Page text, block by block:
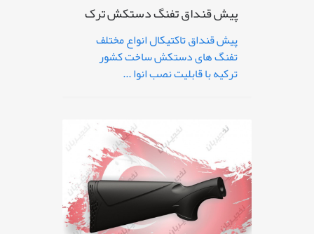
پیش قنداق تفنگ دستکش ترک
پیش قنداق تاکتیکال انواع مختلف
تفنگ های دستکش ساخت کشور
ترکیه با قابلیت نصب انوا ...